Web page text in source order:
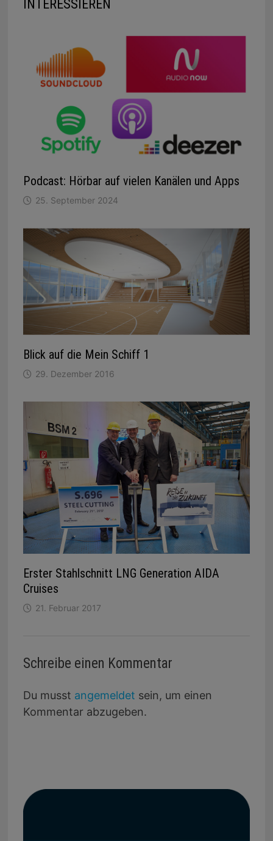
INTERESSIEREN
Podcast: Hörbar auf vielen Kanälen und Apps
25. September 2024
Blick auf die Mein Schiff 1
29. Dezember 2016
Erster Stahlschnitt LNG Generation AIDA
Cruises
21. Februar 2017
Schreibe einen Kommentar
Du musst angemeldet sein, um einen
Kommentar abzugeben.